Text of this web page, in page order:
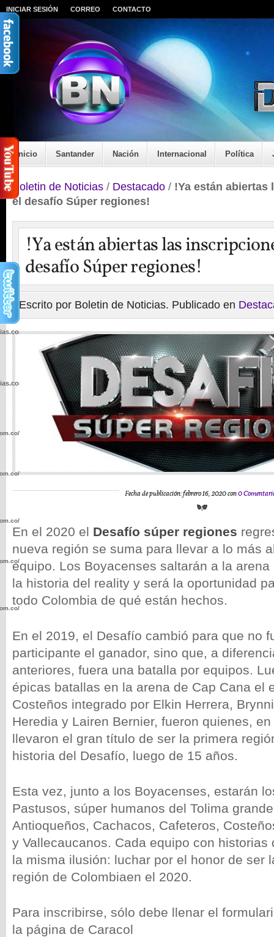
INICIAR SESIÓN CORREO CONTACTO
Inicio Santander Nación Internacional Política
Boletin de Noticias / Destacado / !Ya están
el desafío Súper regiones!
!Ya están abiertas las
desafío Súper regiones!
Escrito por Boletin de Noticias. Publicado en
Fecha de publicación: febrero 16, 2020 con0
En el 2020 el Desafío súper regiones
nueva región se suma para llevar a lo más
equipo. Los Boyacenses saltarán a la
la historia del reality y será la oportunidad
todo Colombia de qué están hechos.
En el 2019, el Desafío cambió para que no
participante el ganador, sino que, a
anteriores, fuera una batalla por equipos.
épicas batallas en la arena de Cap Cana el
Costeños integrado por Elkin Herrera,
Heredia y Lairen Bernier, fueron quienes,
llevaron el gran título de ser la primera
historia del Desafío, luego de 15 años.
Esta vez, junto a los Boyacenses, estarán
Pastusos, súper humanos del Tolima
Antioqueños, Cachacos, Cafeteros,
y Vallecaucanos. Cada equipo con historias
la misma ilusión: luchar por el honor de ser
región de Colombiaen el 2020.
Para inscribirse, sólo debe llenar el
la página de Caracol
wp-
wp-
wp-
wp-
wp-
wp-
wp-
wp-
wp-